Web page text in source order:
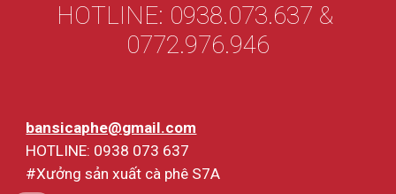
HOTLINE: 0938.073.637 &
0772.976.946
bansicaphe@gmail.com
HOTLINE: 0938 073 637
#Xưởng sản xuất cà phê S7A